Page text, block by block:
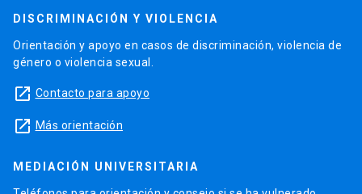
DISCRIMINACIÓN Y VIOLENCIA
Orientación y apoyo en casos de discriminación, violencia de
género o violencia sexual.
launch Contacto para apoyo
launch Más orientación
MEDIACIÓN UNIVERSITARIA